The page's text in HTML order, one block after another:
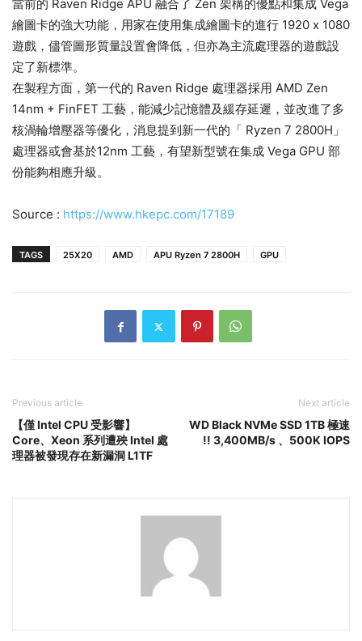
當前的 Raven Ridge APU 融合了 Zen 架構的優點和集成 Vega
繪圖卡的強大功能，用家在使用集成繪圖卡的進行 1920 x 1080
遊戲，儘管圖形質量設置會降低，但亦為主流處理器的遊戲設
定了新標準。
在製程方面，第一代的 Raven Ridge 處理器採用 AMD Zen
14nm + FinFET 工藝，能減少記憶體及緩存延遲，並改進了多
核渦輪增壓器等優化，消息提到新一代的「 Ryzen 7 2800H」
處理器或會基於12nm 工藝，有望新型號在集成 Vega GPU 部
份能夠相應升級。
Source : https://www.hkepc.com/17189
TAGS 25X20 AMD APU Ryzen 7 2800H GPU
Previous article
【僅 Intel CPU 受影響】
Core、Xeon 系列遭殃 Intel 處
理器被發現存在新漏洞 L1TF
Next article
WD Black NVMe SSD 1TB 極速
!! 3,400MB/s 、500K IOPS